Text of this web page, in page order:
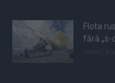
Flota
fără „s-o